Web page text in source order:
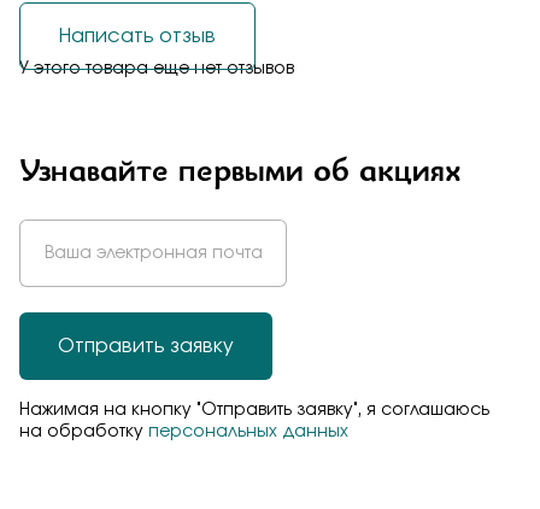
У этого товара еще нет отзывов
Написать отзыв
Узнавайте первыми об акциях
Отправить заявку
Нажимая на кнопку "Отправить заявку", я соглашаюсь
на обработку персональных данных